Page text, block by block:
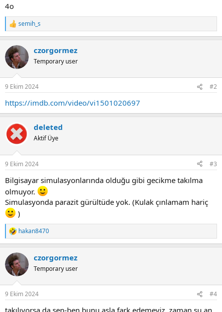
4o
R
e
c
t
i
s
semih_s
czorgormez
Temporary user
9 Ekim 2024 #2
https://imdb.com/video/vi1501020697
deleted
Aktif Üye
9 Ekim 2024 #3
Bilgisayar simulasyonlarında olduğu gibi gecikme takılma
olmuyor.
Simulasyonda parazit gürültüde yok. (Kulak çınlamam hariç
)
R
e
c
t
i
s
hakan8470
czorgormez
Temporary user
9 Ekim 2024 #4
takılıyorsa da sen-ben bunu asla fark edemeyiz. zaman şu an